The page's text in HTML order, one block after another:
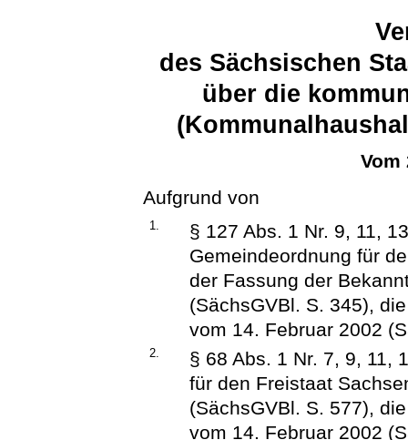
des Sächsischen
über die
Vom
Aufgrund von
1.
§ 127 Abs. 1 Nr. 9, 11,
Gemeindeordnung für
der Fassung der
(SächsGVBl. S. 345),
vom 14. Februar 2002
2.
§ 68 Abs. 1 Nr. 7, 9, 11,
für den Freistaat
(SächsGVBl. S. 577),
vom 14. Februar 2002